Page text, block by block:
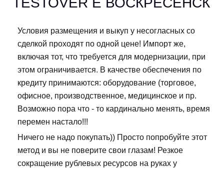
Условия размещения и выкуп у несогласных со
сделкой проходят по одной цене! Импорт же,
включая тот, что требуется для модернизации, при
этом ограничивается. В качестве обеспечения по
кредиту принимаются: оборудование (торговое,
офисное, производственное, медицинское и пр.
Возможно пора что - то кардинально менять, время
перемен настало!!!
Ничего не надо покупать)) Просто попробуйте этот
метод и вы не поверите свои глазам! Резкое
сокращение рублевых ресурсов на руках у